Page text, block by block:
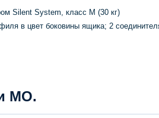
Silent System, класс M (30 кг)
в цвет боковины ящика; 2
МО.